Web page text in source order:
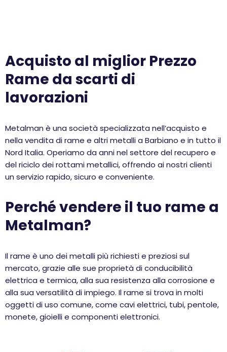
Acquisto al miglior Prezzo
Rame da scarti di
lavorazioni
Metalman è una società specializzata nell’acquisto e
nella vendita di rame e altri metalli a Barbiano e in tutto il
Nord Italia. Operiamo da anni nel settore del recupero e
del riciclo dei rottami metallici, offrendo ai nostri clienti
un servizio rapido, sicuro e conveniente.
Perché vendere il tuo rame a
Metalman?
Il rame è uno dei metalli più richiesti e preziosi sul
mercato, grazie alle sue proprietà di conducibilità
elettrica e termica, alla sua resistenza alla corrosione e
alla sua versatilità di impiego. Il rame si trova in molti
oggetti di uso comune, come cavi elettrici, tubi, pentole,
monete, gioielli e componenti elettronici.